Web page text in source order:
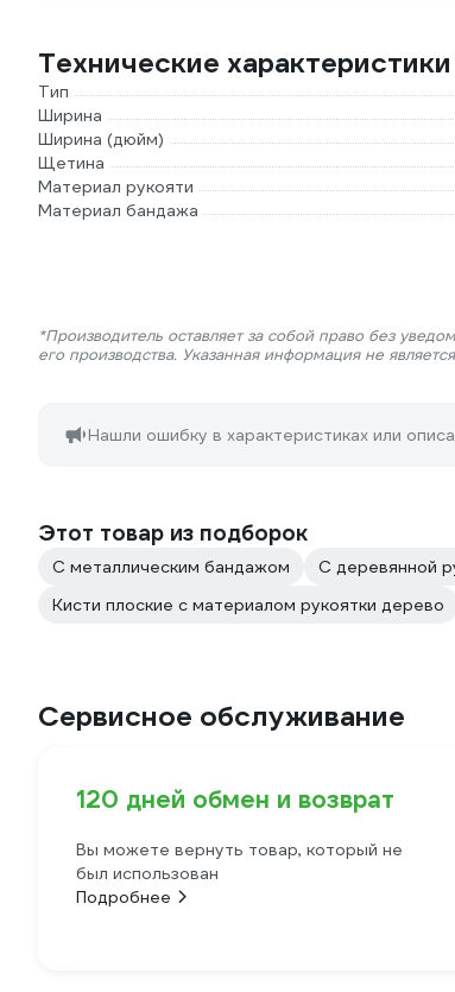
Технические
Тип
Ширина
Ширина (дюйм)
Щетина
Материал рукояти
Материал бандажа
*Производитель оставляет за собой право без
его производства. Указанная информация не
Нашли ошибку в характеристиках или
Этот товар из подборок
С металлическим бандажом С деревянной
Кисти плоские с материалом рукоятки дерево
Сервисное обслуживание
120 дней обмен и возврат
Вы можете вернуть товар, который не
был использован
Подробнее